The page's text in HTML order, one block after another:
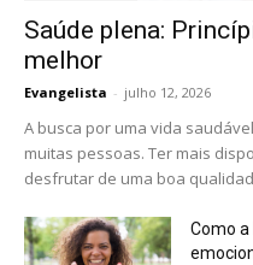
Saúde plena:
melhor
Evangelista - julho 12, 2026
A busca por uma vida
muitas pessoas. Ter mais
desfrutar de uma boa
Como